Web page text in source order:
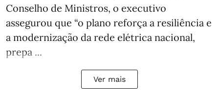
Conselho de Ministros, o executivo
assegurou que “o plano reforça a resiliência e
a modernização da rede elétrica nacional,
prepa ...
Ver mais